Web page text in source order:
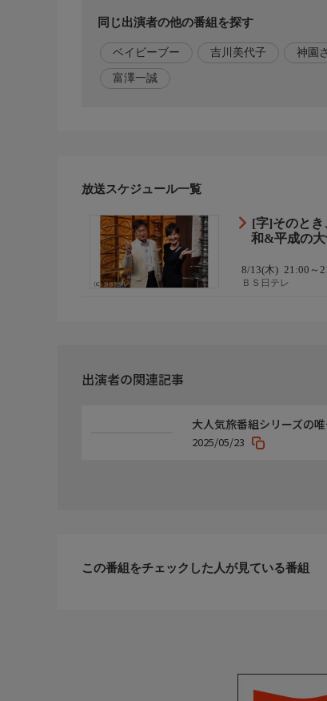
太川陽介、吉川美代子
【解説】
富澤一誠(音楽評論家)
同じ出演者の他の番組を探す
ベイビーブー 吉川美代子 神園
富澤一誠
放送スケジュール一覧
[字]そのと
和&平成の
8/13(木) 21:00～
ＢＳ日テレ
出演者の関連記事
大人気旅番組シリーズの
2025/05/23
この番組をチェックした人が見ている番組